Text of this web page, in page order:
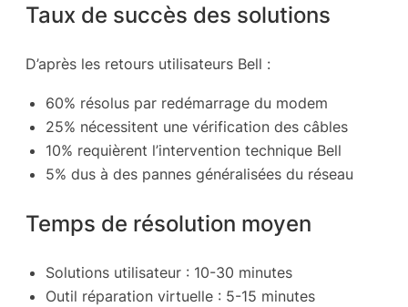
Taux de succès des solutions
D’après les retours utilisateurs Bell :
60% résolus par redémarrage du modem
25% nécessitent une vérification des câbles
10% requièrent l’intervention technique Bell
5% dus à des pannes généralisées du réseau
Temps de résolution moyen
Solutions utilisateur : 10-30 minutes
Outil réparation virtuelle : 5-15 minutes